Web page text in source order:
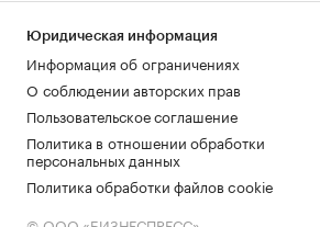
Юридическая информация
Информация об ограничениях
О соблюдении авторских прав
Пользовательское соглашение
Политика в отношении обработки
персональных данных
Политика обработки файлов cookie